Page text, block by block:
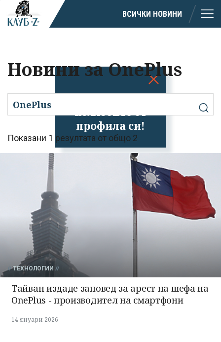
Успешно
излязохте от
профила си!
ВСИЧКИ НОВИНИ
Новини за OnePlus
Показани 1 резултата от общо 2
ТЕХНОЛОГИИ
Тайван издаде заповед за арест на шефа на
OnePlus - производител на смартфони
14 януари 2026